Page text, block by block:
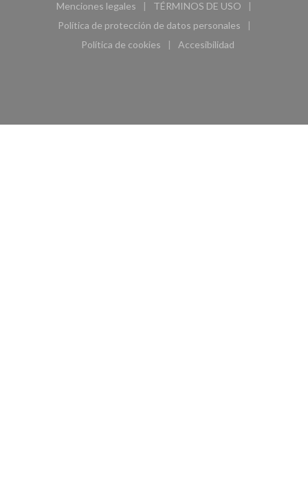
Menciones legales
((abre en una nueva ventana))
TÉRMINOS DE USO
((abre en una nueva
Política de protección de datos personales
((abre en una nueva ventana))
Política de cookies
((abre en una nueva ventana))
Accesibilidad